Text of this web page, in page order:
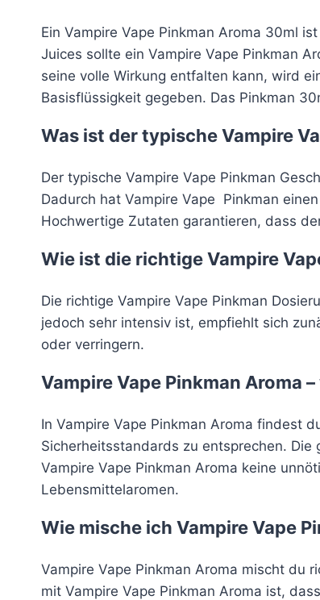
Ein Vampire Vape Pinkman Aroma 30ml
Juices sollte ein Vampire Vape Pinkman
seine volle Wirkung entfalten kann, wird
Basisflüssigkeit gegeben. Das Pinkman
Was ist der typische Vampire
Der typische Vampire Vape Pinkman
Dadurch hat Vampire Vape Pinkman
Hochwertige Zutaten garantieren, dass
Wie ist die richtige Vampire
Die richtige Vampire Vape Pinkman
jedoch sehr intensiv ist, empfiehlt sich
oder verringern.
Vampire Vape Pinkman Aroma
In Vampire Vape Pinkman Aroma findest
Sicherheitsstandards zu entsprechen.
Vampire Vape Pinkman Aroma keine
Lebensmittelaromen.
Wie mische ich Vampire Vape
Vampire Vape Pinkman Aroma mischt du
mit Vampire Vape Pinkman Aroma ist,